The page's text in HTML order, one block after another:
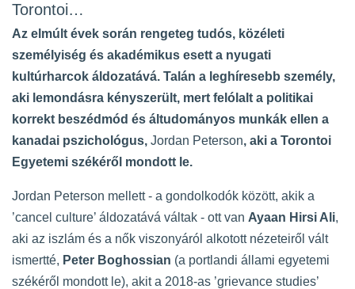
Torontoi…
Az elmúlt évek során rengeteg tudós, közéleti
személyiség és akadémikus esett a nyugati
kultúrharcok áldozatává. Talán a leghíresebb személy,
aki lemondásra kényszerült, mert felólalt a politikai
korrekt beszédmód és áltudományos munkák ellen a
kanadai pszichológus, Jordan Peterson, aki a Torontoi
Egyetemi székéről mondott le.
Jordan Peterson mellett - a gondolkodók között, akik a
’cancel culture’ áldozatává váltak - ott van Ayaan Hirsi Ali,
aki az iszlám és a nők viszonyáról alkotott nézeteiről vált
ismertté, Peter Boghossian (a portlandi állami egyetemi
székéről mondott le), akit a 2018-as ’grievance studies’